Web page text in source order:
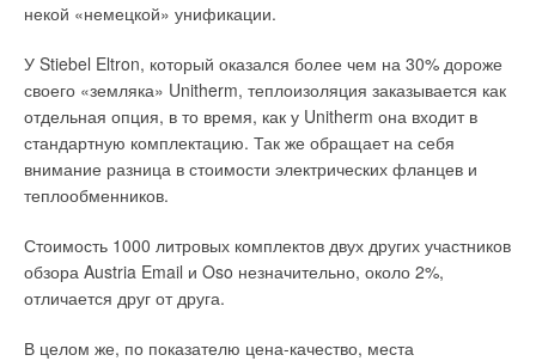
некой «немецкой» унификации.
У Stiebel Eltron, который оказался более чем на 30% дороже
своего «земляка» Unitherm, теплоизоляция заказывается как
отдельная опция, в то время, как у Unitherm она входит в
стандартную комплектацию. Так же обращает на себя
внимание разница в стоимости электрических фланцев и
теплообменников.
Стоимость 1000 литровых комплектов двух других участников
обзора Austria Email и Oso незначительно, около 2%,
отличается друг от друга.
В целом же, по показателю цена-качество, места